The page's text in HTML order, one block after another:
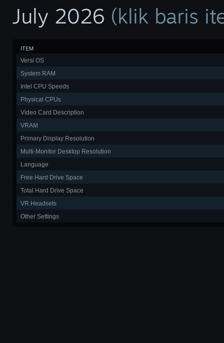
July 2026 (klik baris
ITEM
Versi OS
System RAM
Intel CPU Speeds
Physical CPUs
Video Card Description
VRAM
Primary Display Resolution
Multi-Monitor Desktop Resolution
Language
Free Hard Drive Space
Total Hard Drive Space
VR Headsets
Other Settings